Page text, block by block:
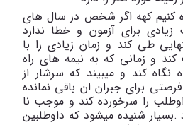
کنیم کهه اگر شخص در سال های
برای آزمون و خطا ندارد
طی کند و زمان زیادی را با
و زمانی که به نیمه های راه
کند و میبیند که سرشار از
برای جبران ان باقی نمانده
را سرخورده کند و موجب نا
شنیده میشود که داوطلبین